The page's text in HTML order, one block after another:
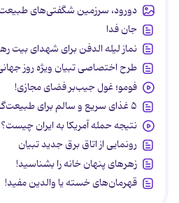
دورود، سرزمین شگفتی‌های
جان فدا
نماز لیله الدفن برای شهدای بیت
طرح اختصاصی تبیان ویژه روز
فومو؛ غول جیب‌بر فضای مجازی!
۵ غذای سریع و سالم برای طبیعت‌گردی
نتیجه حمله آمریکا به ایران چیست؟
رونمایی از اتاق برق جدید تبیان
زهرهای پنهان خانه را بشناسید!
قهرمان‌های خسته یا والدین مفید!